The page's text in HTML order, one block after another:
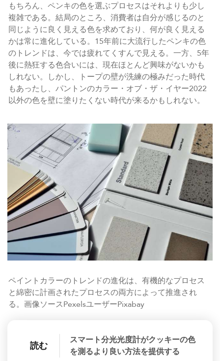
もちろん、ペンキの色を選ぶプロセスはそれよりも少し
複雑である。結局のところ、消費者は自分が感じるのと
同じように良く見える色を求めており、何が良く見える
かは常に進化している。15年前に大流行したペンキの色
のトレンドは、今では疲れてくすんで見える。一方、5年
後に熱狂する色合いには、現在ほとんど興味がないかも
しれない。しかし、トープの壁が洗練の極みだった時代
もあったし、パントンのカラー・オブ・ザ・イヤー2022
以外の色を壁に塗りたくない時代が来るかもしれない。
ペイントカラーのトレンドの進化は、有機的なプロセス
と綿密に計画されたプロセスの両方によって推進され
る。画像ソースPexelsユーザーPixabay
読む
スマート分光光度計がクッキーの色
を測るより良い方法を提供する